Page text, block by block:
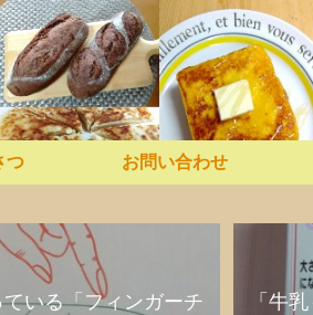
つ お問い合わせ
いる「フィンガーチ
「牛